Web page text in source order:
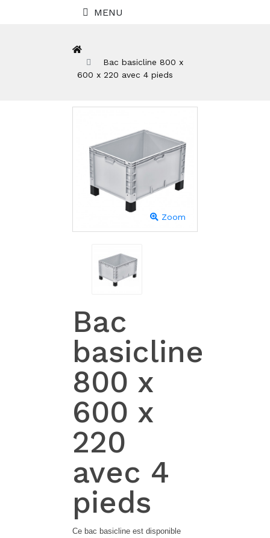
MENU
Bac basicline 800 x
600 x 220 avec 4 pieds
Zoom
Bac
basicline
800 x
600 x
220
avec 4
pieds
Ce bac basicline est disponible